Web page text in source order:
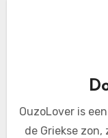
OuzoLover is
de Griekse